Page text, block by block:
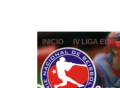
INICIO IV LIGA ELITE